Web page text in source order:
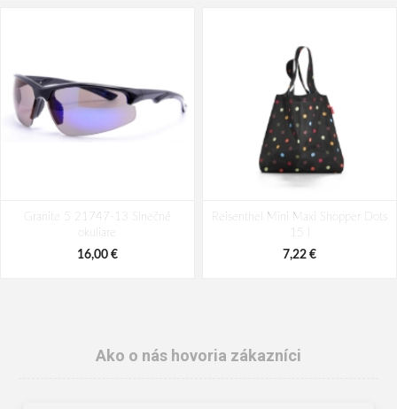
Granite 5 21747-13 Slnečné
okuliare
16,00 €
Reisenthel Mini Maxi Shopper Dots
15 l
7,22 €
Ako o nás hovoria zákazníci